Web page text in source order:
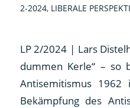
2-2024, LIBERALE
LP 2/2024 | Lars
dummen Kerle“ – so
Antisemitismus
Bekämpfung des